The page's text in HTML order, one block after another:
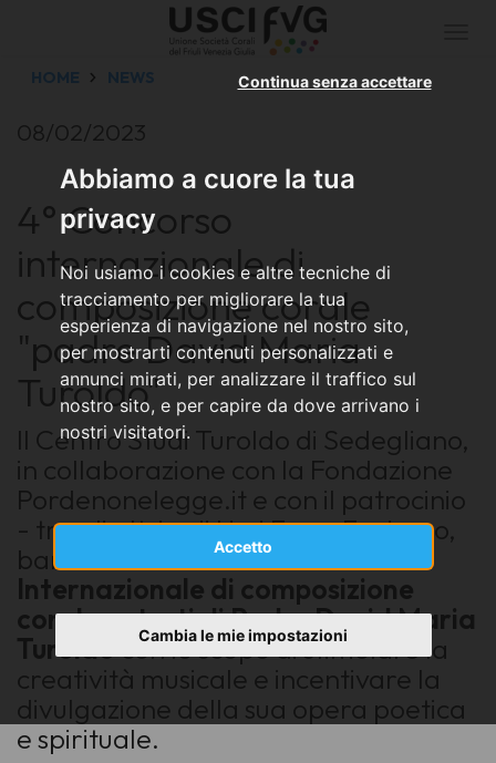
Abbiamo a cuore la tua
privacy
Noi usiamo i cookies e altre tecniche di
tracciamento per migliorare la tua
esperienza di navigazione nel nostro sito,
per mostrarti contenuti personalizzati e
annunci mirati, per analizzare il traffico sul
nostro sito, e per capire da dove arrivano i
nostri visitatori.
Accetto
Continua senza accettare
Cambia le mie impostazioni
HOME NEWS
08/02/2023
4° Concorso
internazionale di
composizione corale
"padre David Maria
Turoldo"
Il Centro Studi Turoldo di Sedegliano,
in collaborazione con la Fondazione
Pordenonelegge.it e con il patrocinio
- tra gli altri - di Usci Fvg e Feniarco,
bandisce il4° concorso
Internazionale di composizione
corale su testi di Padre David Maria
Turoldocon lo scopo di stimolare la
creatività musicale e incentivare la
divulgazione della sua opera poetica
e spirituale.